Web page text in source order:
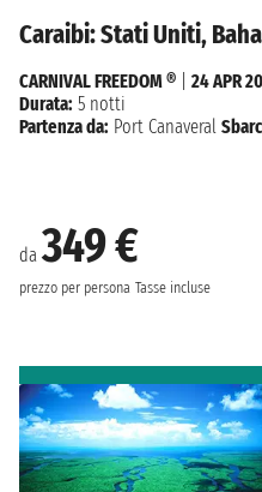
Caraibi: Stati Uniti,
da349 €
prezzo per persona Tasse incluse
CARNIVAL FREEDOM ®
24 APR
Durata: 5 notti
Partenza da: Port Canaveral